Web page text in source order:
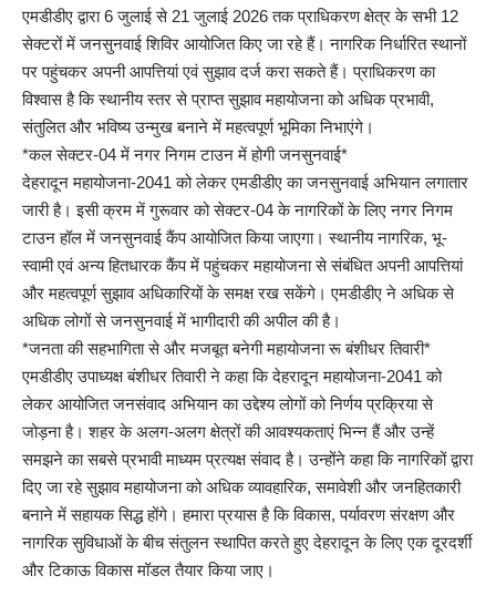
एमडीडीए द्वारा 6 जुलाई से 21 जुलाई 2026 तक प्राधिकरण क्षेत्र के सभी 12
सेक्टरों में जनसुनवाई शिविर आयोजित किए जा रहे हैं। नागरिक निर्धारित स्थानों
पर पहुंचकर अपनी आपत्तियां एवं सुझाव दर्ज करा सकते हैं। प्राधिकरण का
विश्वास है कि स्थानीय स्तर से प्राप्त सुझाव महायोजना को अधिक प्रभावी,
संतुलित और भविष्य उन्मुख बनाने में महत्वपूर्ण भूमिका निभाएंगे।
*कल सेक्टर-04 में नगर निगम टाउन में होगी जनसुनवाई*
देहरादून महायोजना-2041 को लेकर एमडीडीए का जनसुनवाई अभियान लगातार
जारी है। इसी क्रम में गुरूवार को सेक्टर-04 के नागरिकों के लिए नगर निगम
टाउन हॉल में जनसुनवाई कैंप आयोजित किया जाएगा। स्थानीय नागरिक, भू-
स्वामी एवं अन्य हितधारक कैंप में पहुंचकर महायोजना से संबंधित अपनी आपत्तियां
और महत्वपूर्ण सुझाव अधिकारियों के समक्ष रख सकेंगे। एमडीडीए ने अधिक से
अधिक लोगों से जनसुनवाई में भागीदारी की अपील की है।
*जनता की सहभागिता से और मजबूत बनेगी महायोजना रू बंशीधर तिवारी*
एमडीडीए उपाध्यक्ष बंशीधर तिवारी ने कहा कि देहरादून महायोजना-2041 को
लेकर आयोजित जनसंवाद अभियान का उद्देश्य लोगों को निर्णय प्रक्रिया से
जोड़ना है। शहर के अलग-अलग क्षेत्रों की आवश्यकताएं भिन्न हैं और उन्हें
समझने का सबसे प्रभावी माध्यम प्रत्यक्ष संवाद है। उन्होंने कहा कि नागरिकों द्वारा
दिए जा रहे सुझाव महायोजना को अधिक व्यावहारिक, समावेशी और जनहितकारी
बनाने में सहायक सिद्ध होंगे। हमारा प्रयास है कि विकास, पर्यावरण संरक्षण और
नागरिक सुविधाओं के बीच संतुलन स्थापित करते हुए देहरादून के लिए एक दूरदर्शी
और टिकाऊ विकास मॉडल तैयार किया जाए।